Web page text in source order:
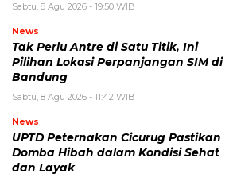
Sabtu, 8 Agu 2026 - 19:50 WIB
News
Tak Perlu Antre di Satu Titik, Ini
Pilihan Lokasi Perpanjangan SIM di
Bandung
Sabtu, 8 Agu 2026 - 11:42 WIB
News
UPTD Peternakan Cicurug Pastikan
Domba Hibah dalam Kondisi Sehat
dan Layak